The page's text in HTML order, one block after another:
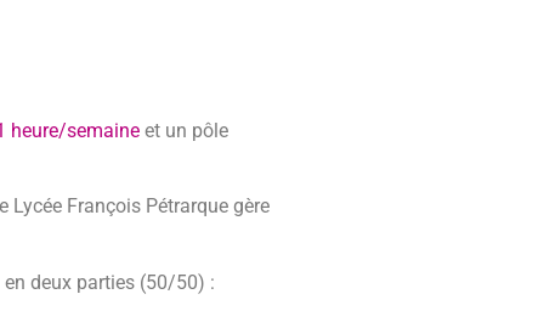
heure/semaine et un pôle
Lycée François Pétrarque gère
en deux parties (50/50) :